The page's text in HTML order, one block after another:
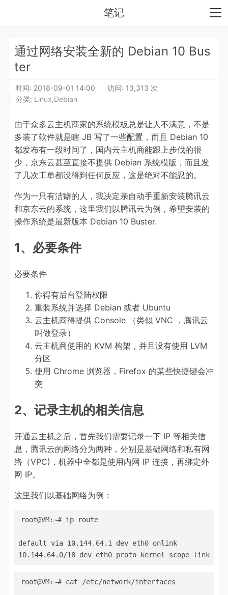
笔记
通过网络安装全新的 Debian 10 Bus
ter
时间: 2018-09-01 14:00
访问: 13,313 次
分类: Linux,Debian
由于众多云主机商家的系统模板总是让人不满意，不是
多装了软件就是瞎 JB 写了一些配置，而且 Debian 10
都发布有一段时间了，国内云主机商能跟上步伐的很
少，京东云甚至直接不提供 Debian 系统模版，而且发
了几次工单都没得到任何反应，这是绝对不能忍的。
作为一只有洁癖的人，我决定亲自动手重新安装腾讯云
和京东云的系统，这里我们以腾讯云为例，希望安装的
操作系统是最新版本 Debian 10 Buster.
1、必要条件
必要条件
你得有后台登陆权限
重装系统并选择 Debian 或者 Ubuntu
云主机商得提供 Console （类似 VNC ，腾讯云
叫做登录）
云主机商使用的 KVM 构架，并且没有使用 LVM
分区
使用 Chrome 浏览器，Firefox 的某些快捷键会冲
突
2、记录主机的相关信息
开通云主机之后，首先我们需要记录一下 IP 等相关信
息，腾讯云的网络分为两种，分别是基础网络和私有网
络（VPC)，机器中全都是使用内网 IP 连接，再绑定外
网 IP。
这里我们以基础网络为例：
root@VM:~# ip route
default via 10.144.64.1 dev eth0 onlink
10.144.64.0/18 dev eth0 proto kernel scope link src
root@VM:~# cat /etc/network/interfaces